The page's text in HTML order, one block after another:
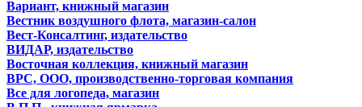
Вариант, книжный магазин
Вестник воздушного флота, магазин-салон
Вест-Консалтинг, издательство
ВИДАР, издательство
Восточная коллекция, книжный магазин
ВРС, ООО, производственно-торговая компания
Все для логопеда, магазин